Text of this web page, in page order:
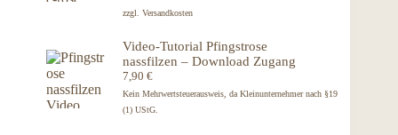
zzgl.Versandkosten
Video-Tutorial Pfingstrose
nassfilzen – Download Zugang
7,90€
Kein Mehrwertsteuerausweis, da Kleinunternehmer nach §19
(1) UStG.